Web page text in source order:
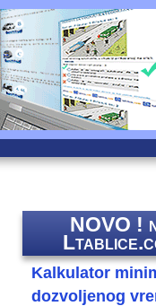
NOVO !
Kalkulator
dozvoljenog